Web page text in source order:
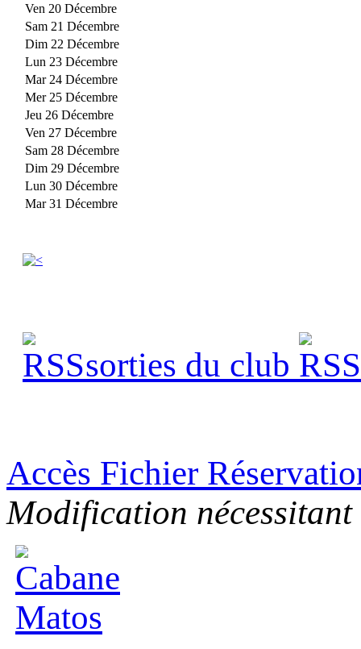
Ven 20 Décembre
Sam 21 Décembre
Dim 22 Décembre
Lun 23 Décembre
Mar 24 Décembre
Mer 25 Décembre
Jeu 26 Décembre
Ven 27 Décembre
Sam 28 Décembre
Dim 29 Décembre
Lun 30 Décembre
Mar 31 Décembre
sorties du club
Accès Fichier
Modification